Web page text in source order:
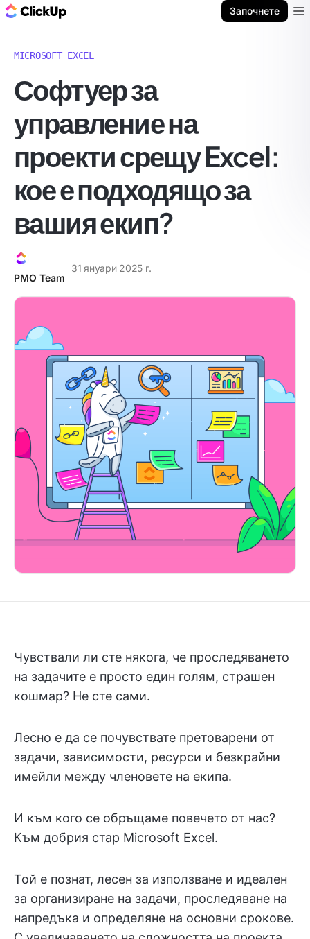
Започнете
MICROSOFT EXCEL
Софтуер за
управление на
проекти срещу Excel:
кое е подходящо за
вашия екип?
PMO Team
31 януари 2025 г.
Чувствали ли сте някога, че проследяването
на задачите е просто един голям, страшен
кошмар? Не сте сами.
Лесно е да се почувствате претоварени от
задачи, зависимости, ресурси и безкрайни
имейли между членовете на екипа.
И към кого се обръщаме повечето от нас?
Към добрия стар Microsoft Excel.
Той е познат, лесен за използване и идеален
за организиране на задачи, проследяване на
напредъка и определяне на основни срокове.